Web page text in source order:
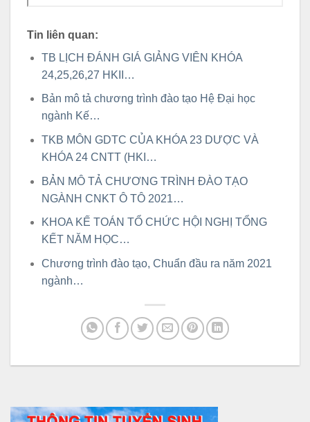
Tin liên quan:
TB LỊCH ĐÁNH GIÁ GIẢNG VIÊN KHÓA
24,25,26,27 HKII…
Bản mô tả chương trình đào tạo Hệ Đại học
ngành Kế…
TKB MÔN GDTC CỦA KHÓA 23 DƯỢC VÀ
KHÓA 24 CNTT (HKI…
BẢN MÔ TẢ CHƯƠNG TRÌNH ĐÀO TẠO
NGÀNH CNKT Ô TÔ 2021…
KHOA KẾ TOÁN TỔ CHỨC HỘI NGHỊ TỔNG
KẾT NĂM HỌC…
Chương trình đào tạo, Chuẩn đầu ra năm 2021
ngành…